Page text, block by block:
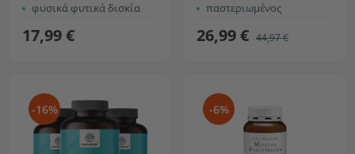
φυσικά φυτικά δισκία
17,99 €
παστεριωμένος
26,99 € 44,97 €
-16% -6%